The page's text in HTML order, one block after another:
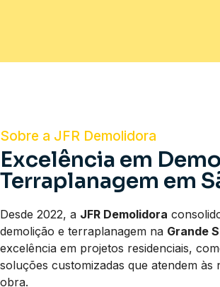
Sobre a JFR Demolidora
Excelência em
Terraplanagem em
Desde 2022, a JFR Demolidora
demolição e terraplanagem na Grande
excelência em projetos residenciais,
soluções customizadas que atendem às
obra.